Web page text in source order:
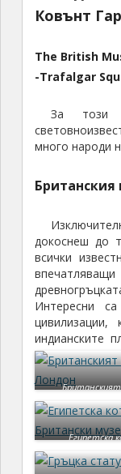
Ковънт
The British
-Trafalgar
За този
много народи
Британския
докоснеш до
всички
Интересни
индианските
Египетска